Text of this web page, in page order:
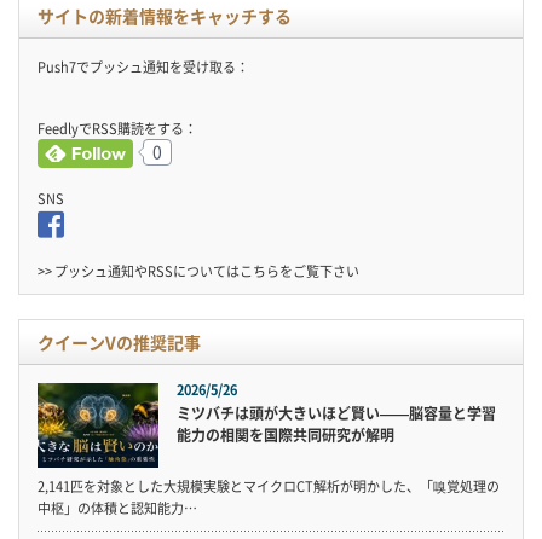
サイトの新着情報をキャッチする
Push7でプッシュ通知を受け取る：
FeedlyでRSS購読をする：
0
SNS
>> プッシュ通知やRSSについてはこちらをご覧下さい
クイーンVの推奨記事
2026/5/26
ミツバチは頭が大きいほど賢い——脳容量と学習
能力の相関を国際共同研究が解明
2,141匹を対象とした大規模実験とマイクロCT解析が明かした、「嗅覚処理の
中枢」の体積と認知能力…